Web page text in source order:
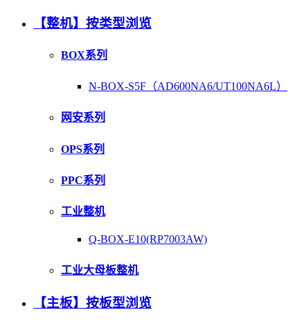
【整机】按类型浏览
BOX系列
N-BOX-S5F（AD600NA6/UT100NA6L）
网安系列
OPS系列
PPC系列
工业整机
Q-BOX-E10(RP7003AW)
工业大母板整机
【主板】按板型浏览